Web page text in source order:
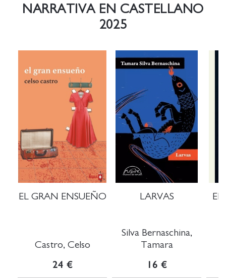
NARRATIVA EN CASTELLANO
2025
EL GRAN ENSUEÑO
Castro, Celso
24 €
LARVAS
Silva Bernaschina,
Tamara
16 €
EL